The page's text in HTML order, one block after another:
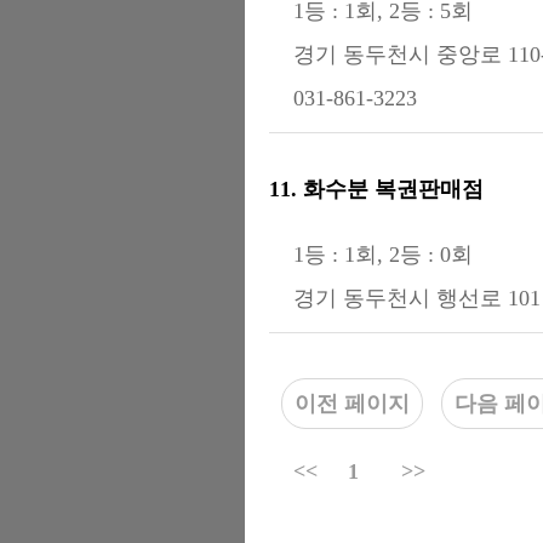
1등 : 1회, 2등 : 5회
경기 동두천시 중앙로
031-861-3223
11. 화수분 복권판매점
1등 : 1회, 2등 : 0회
경기 동두천시 행선로
이전 페이지 다음 페
<< 1 >>